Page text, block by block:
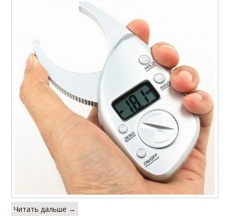
Читать дальше →